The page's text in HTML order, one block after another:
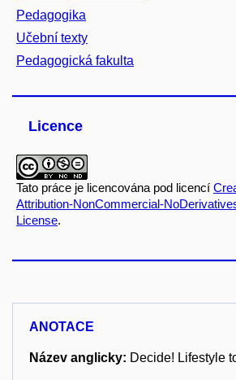
Pedagogika
Učební texty
Pedagogická fakulta
Licence
Tato práce je licencována pod licencí
Attribution-NonCommercial-
License.
ANOTACE
Název anglicky: Decide! Lifestyle